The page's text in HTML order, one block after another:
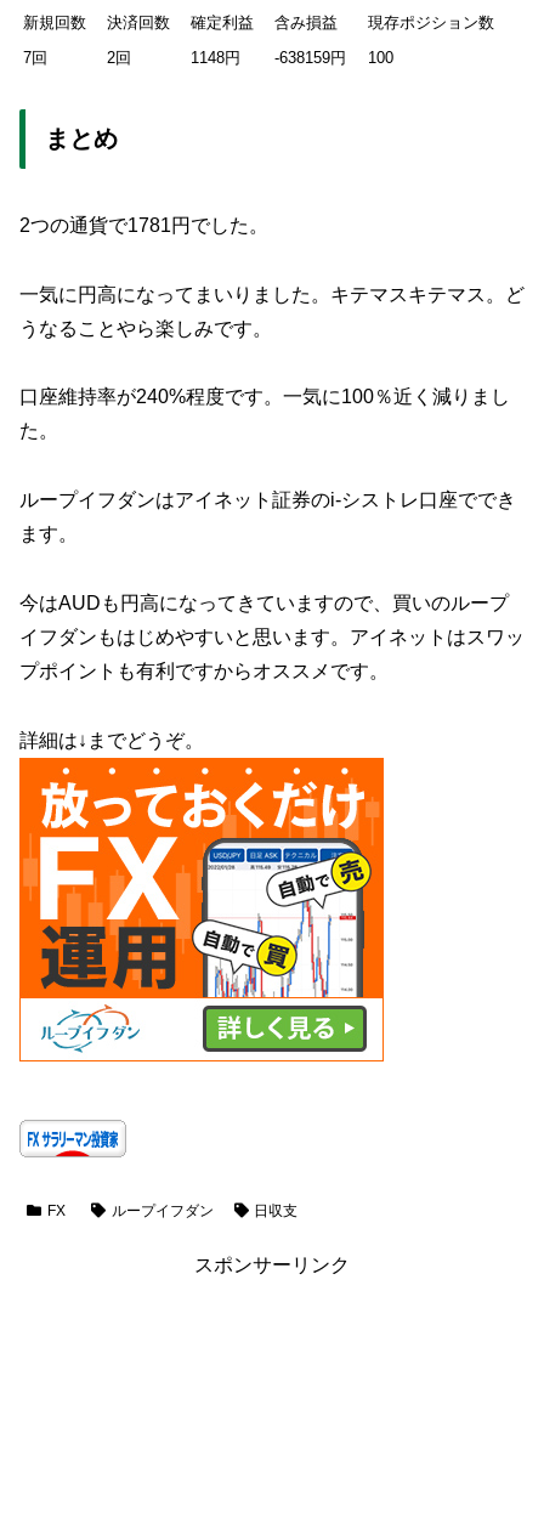
新規回数 決済回数 確定利益 含み損益
現存ポジション数
7回
2回 1148円 -638159円 100
まとめ
2つの通貨で1781円でした。
一気に円高になってまいりました。キテマスキテマス。ど
うなることやら楽しみです。
口座維持率が240%程度です。一気に100％近く減りまし
た。
ループイフダンはアイネット証券のi-シストレ口座ででき
ます。
今はAUDも円高になってきていますので、買いのループ
イフダンもはじめやすいと思います。アイネットはスワッ
プポイントも有利ですからオススメです。
詳細は↓までどうぞ。
FX ループイフダン 日収支
スポンサーリンク